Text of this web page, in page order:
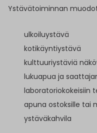
Ystävätoiminnan
ulkoiluystävä
kotikäyntiystävä
kulttuuriystäviä
lukuapua ja
laboratoriokokeisiin
apuna ostoksille tai
ystäväkahvila